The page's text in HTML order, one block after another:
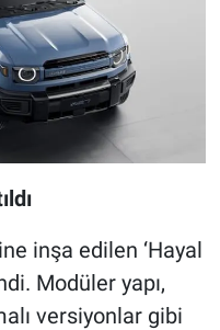
inşa edilen ‘Hayal
Modüler yapı,
versiyonlar gibi